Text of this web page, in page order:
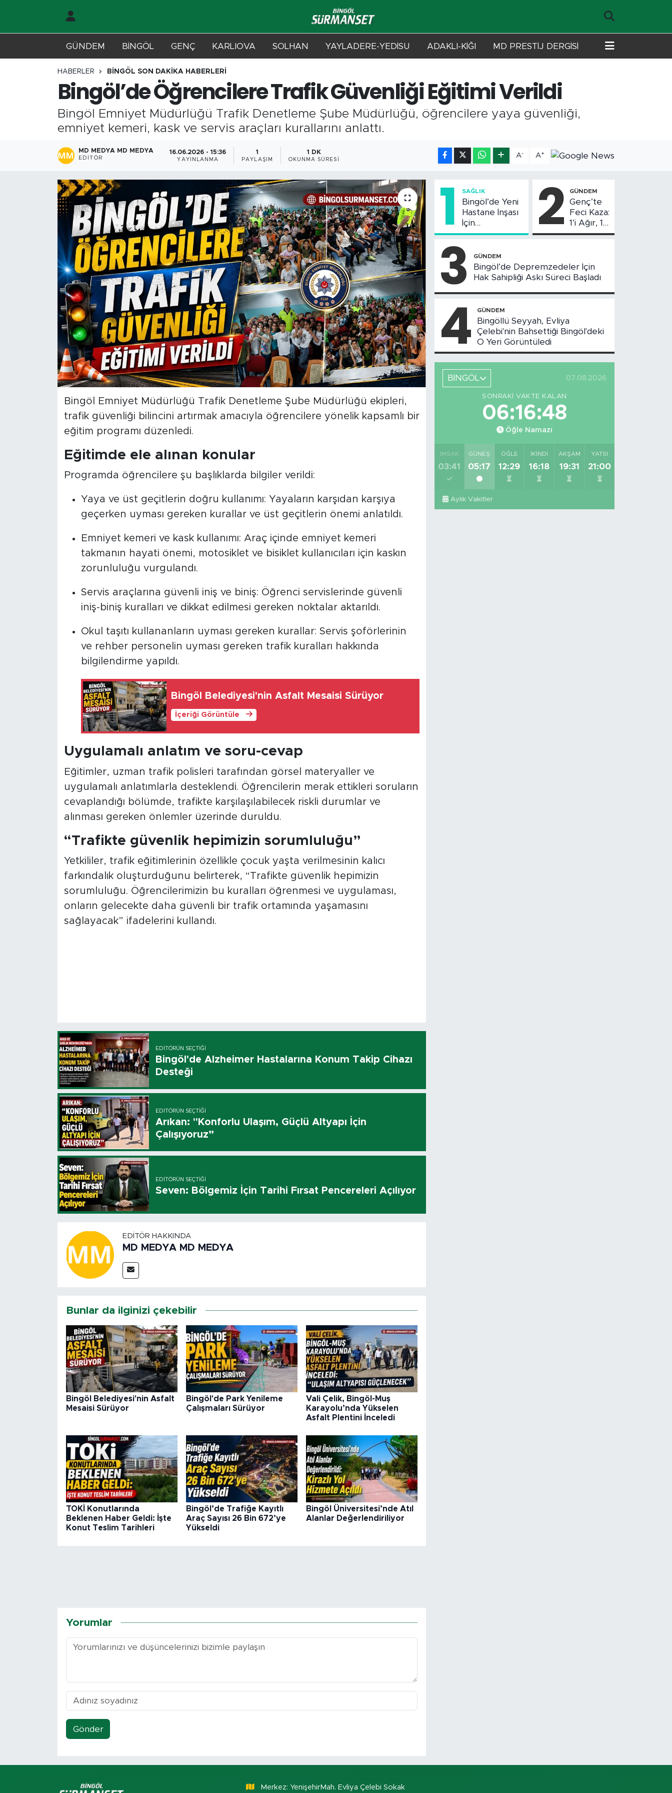
GÜNDEM BİNGÖL GENÇ KARLIOVA SOLHAN YAYLADERE-YEDİSU ADAKLI-KİĞI MD PRESTİJ DERGİSİ
HABERLER BİNGÖL SON DAKİKA HABERLERİ
Bingöl’de Öğrencilere Trafik Güvenliği Eğitimi Verildi
Bingöl Emniyet Müdürlüğü Trafik Denetleme Şube Müdürlüğü, öğrencilere yaya güvenliği,
emniyet kemeri, kask ve servis araçları kurallarını anlattı.
MD MEDYA MD MEDYA
EDITÖR
16.06.2026 - 15:36
YAYINLANMA
1
PAYLAŞIM
1 DK
OKUNMA SÜRESI
A- A+
Bingöl Emniyet Müdürlüğü Trafik Denetleme Şube Müdürlüğü ekipleri,
trafik güvenliği bilincini artırmak amacıyla öğrencilere yönelik kapsamlı bir
eğitim programı düzenledi.
Eğitimde ele alınan konular
Programda öğrencilere şu başlıklarda bilgiler verildi:
Yaya ve üst geçitlerin doğru kullanımı: Yayaların karşıdan karşıya
geçerken uyması gereken kurallar ve üst geçitlerin önemi anlatıldı.
Emniyet kemeri ve kask kullanımı: Araç içinde emniyet kemeri
takmanın hayati önemi, motosiklet ve bisiklet kullanıcıları için kaskın
zorunluluğu vurgulandı.
Servis araçlarına güvenli iniş ve biniş: Öğrenci servislerinde güvenli
iniş-biniş kuralları ve dikkat edilmesi gereken noktalar aktarıldı.
Okul taşıtı kullananların uyması gereken kurallar: Servis şoförlerinin
ve rehber personelin uyması gereken trafik kuralları hakkında
bilgilendirme yapıldı.
Bingöl Belediyesi'nin Asfalt Mesaisi Sürüyor
İçeriği Görüntüle
Uygulamalı anlatım ve soru-cevap
Eğitimler, uzman trafik polisleri tarafından görsel materyaller ve
uygulamalı anlatımlarla desteklendi. Öğrencilerin merak ettikleri soruların
cevaplandığı bölümde, trafikte karşılaşılabilecek riskli durumlar ve
alınması gereken önlemler üzerinde duruldu.
“Trafikte güvenlik hepimizin sorumluluğu”
Yetkililer, trafik eğitimlerinin özellikle çocuk yaşta verilmesinin kalıcı
farkındalık oluşturduğunu belirterek, “Trafikte güvenlik hepimizin
sorumluluğu. Öğrencilerimizin bu kuralları öğrenmesi ve uygulaması,
onların gelecekte daha güvenli bir trafik ortamında yaşamasını
sağlayacak” ifadelerini kullandı.
EDITÖRÜN SEÇTIĞI
Bingöl'de Alzheimer Hastalarına Konum Takip Cihazı
Desteği
EDITÖRÜN SEÇTIĞI
Arıkan: "Konforlu Ulaşım, Güçlü Altyapı İçin
Çalışıyoruz”
EDITÖRÜN SEÇTIĞI
Seven: Bölgemiz İçin Tarihi Fırsat Pencereleri Açılıyor
EDITÖR HAKKINDA
MD MEDYA MD MEDYA
Bunlar da ilginizi çekebilir
Bingöl Belediyesi'nin Asfalt
Mesaisi Sürüyor
Bingöl'de Park Yenileme
Çalışmaları Sürüyor
Vali Çelik, Bingöl-Muş
Karayolu’nda Yükselen
Asfalt Plentini İnceledi
TOKİ Konutlarında
Beklenen Haber Geldi: İşte
Konut Teslim Tarihleri
Bingöl’de Trafiğe Kayıtlı
Araç Sayısı 26 Bin 672’ye
Yükseldi
Bingöl Üniversitesi’nde Atıl
Alanlar Değerlendiriliyor
Yorumlar
Gönder
1 SAĞLIK
Bingöl’de Yeni
Hastane İnşası
İçin
Değerlendirme
Yapıldı
2 GÜNDEM
Genç’te
Feci Kaza:
1’i Ağır, 10
Yaralı
3 GÜNDEM
Bingöl’de Depremzedeler İçin
Hak Sahipliği Askı Süreci Başladı
4 GÜNDEM
Bingöllü Seyyah, Evliya
Çelebi'nin Bahsettiği Bingöl'deki
O Yeri Görüntüledi
BİNGÖL 07.08.2026
SONRAKI VAKTE KALAN
06:16:47
Öğle Namazı
İMSAK
03:41
GÜNEŞ
05:17
ÖĞLE
12:29
İKINDI
16:18
AKŞAM
19:31
YATSI
21:00
Aylık Vakitler
Merkez: YenişehirMah. Evliya Çelebi Sokak
Karlıova
Yayladere-Yedisu
MD Prestij Dergisi
Siyaset
Yaşam
Hava Durumu
Bingöl Kaza Haberleri
Merkez Trafik Yoğunluk Haritası
Süper Lig Puan Durumu ve Fikstür
Son Dakika Haberleri
Haber Arşivi